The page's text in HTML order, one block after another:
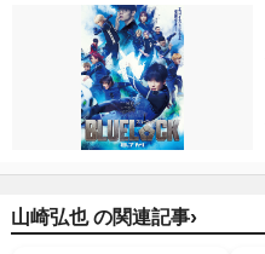
山崎弘也 の関連記事›